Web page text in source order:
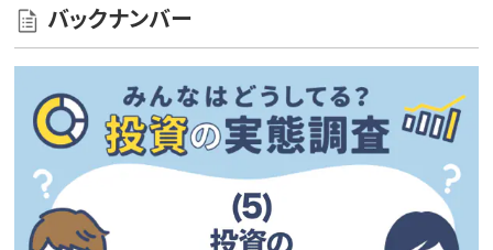
バックナンバー